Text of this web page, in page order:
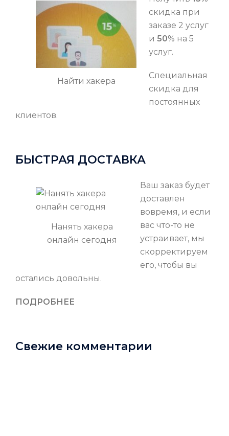
Найти хакера
скидка при
заказе 2 услуг
и 50% на 5
услуг.
Специальная
скидка для
постоянных
клиентов.
БЫСТРАЯ ДОСТАВКА
Нанять хакера
онлайн сегодня
Ваш заказ будет
доставлен
вовремя, и если
вас что-то не
устраивает, мы
скорректируем
его, чтобы вы
остались довольны.
ПОДРОБНЕЕ
Свежие комментарии